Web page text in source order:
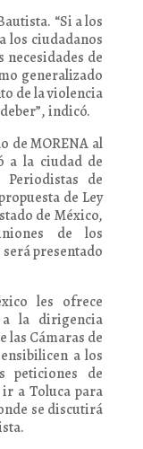
“Si a los
los ciudadanos
necesidades de
generalizado
de la violencia
indicó.
de MORENA al
a la ciudad de
de
de Ley
de México,
de los
presentado
les ofrece
la dirigencia
las Cámaras de
a los
peticiones de
a Toluca para
se discutirá